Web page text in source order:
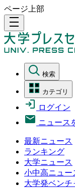
ページ上部
density_medium
検索
カテゴリ
ログイン
ニュース
最新ニュース
ランキング
大学ニュース
小中高ニュー
大学発ベンチ